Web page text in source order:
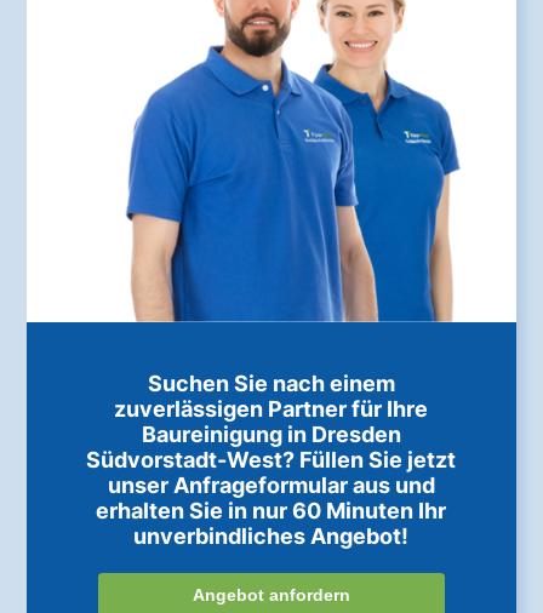
Suchen Sie nach einem
zuverlässigen Partner für Ihre
Baureinigung in Dresden
Südvorstadt-West? Füllen Sie jetzt
unser Anfrageformular aus und
erhalten Sie in nur 60 Minuten Ihr
unverbindliches Angebot!
Angebot anfordern